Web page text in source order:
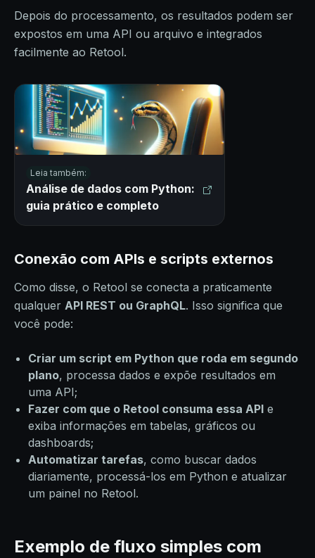
Depois do processamento, os resultados podem ser
expostos em uma API ou arquivo e integrados
facilmente ao Retool.
Leia também:
Análise de dados com Python:
guia prático e completo
Conexão com APIs e scripts externos
Como disse, o Retool se conecta a praticamente
qualquer API REST ou GraphQL. Isso significa que
você pode:
Criar um script em Python que roda em segundo
plano, processa dados e expõe resultados em
uma API;
Fazer com que o Retool consuma essa API e
exiba informações em tabelas, gráficos ou
dashboards;
Automatizar tarefas, como buscar dados
diariamente, processá-los em Python e atualizar
um painel no Retool.
Exemplo de fluxo simples com